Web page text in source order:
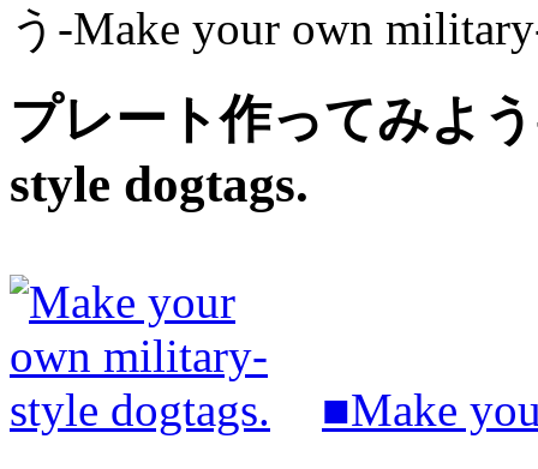
う-Make your own
プレート作ってみよ
style dogtags.
■Make